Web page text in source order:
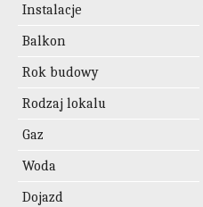
Instalacje
Balkon
Rok budowy
Rodzaj lokalu
Gaz
Woda
Dojazd